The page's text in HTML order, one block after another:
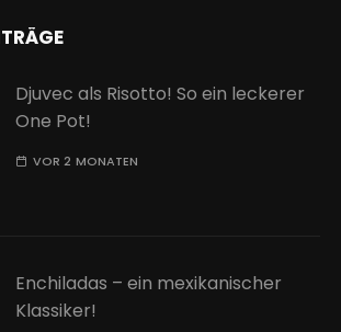
Djuvec als Risotto! So ein leckerer
One Pot!
VOR 2 MONATEN
Enchiladas – ein mexikanischer
Klassiker!